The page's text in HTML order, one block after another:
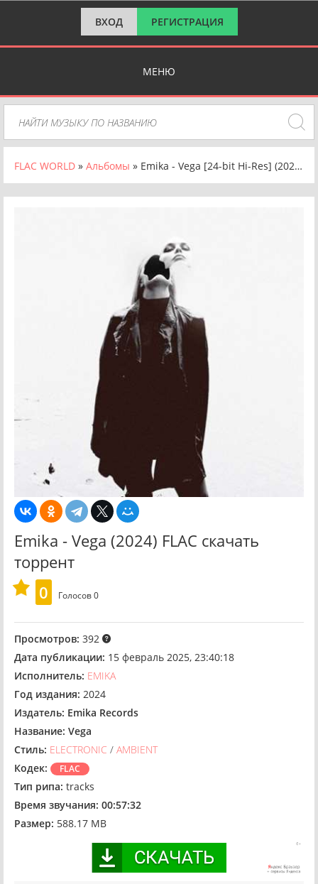
ВХОД РЕГИСТРАЦИЯ
МЕНЮ
FLAC WORLD » Альбомы » Emika - Vega [24-bit Hi-Res] (2024) FLAC
Emika - Vega (2024) FLAC скачать
торрент
0
Голосов0
Просмотров: 392
Дата публикации: 15 февраль 2025, 23:40:18
Исполнитель: EMIKA
Год издания: 2024
Издатель: Emika Records
Название: Vega
Стиль: ELECTRONIC / AMBIENT
Кодек:
FLAC
Тип рипа: tracks
Время звучания: 00:57:32
Размер: 588.17 MB